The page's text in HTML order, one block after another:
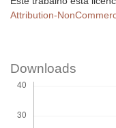
Attribution-
Downloads